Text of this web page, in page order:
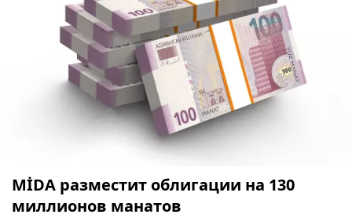
МİDA разместит облигации на 130
миллионов манатов